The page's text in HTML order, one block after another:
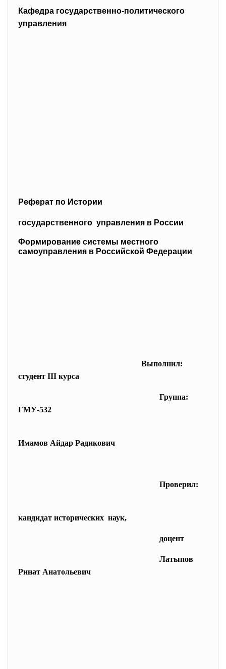
Кафедра государственно-политического
управления
Реферат по Истории
государственного управления в России
Формирование системы местного
самоуправления в Российской Федерации
Выполнил:
студент III курса
Группа:
ГМУ-532
Имамов Айдар Радикович
Проверил:
кандидат исторических наук,
доцент
Латыпов
Ринат Анатольевич